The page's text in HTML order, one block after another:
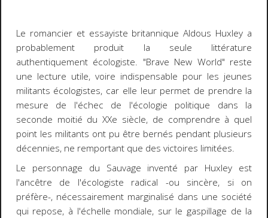
Le romancier et essayiste britannique Aldous Huxley a
probablement produit la seule littérature
authentiquement écologiste. "Brave New World" reste
une lecture utile, voire indispensable pour les jeunes
militants écologistes, car elle leur permet de prendre la
mesure de l'échec de l'écologie politique dans la
seconde moitié du XXe siècle, de comprendre à quel
point les militants ont pu être bernés pendant plusieurs
décennies, ne remportant que des victoires limitées.
Le personnage du Sauvage inventé par Huxley est
l'ancêtre de l'écologiste radical -ou sincère, si on
préfère-, nécessairement marginalisé dans une société
qui repose, à l'échelle mondiale, sur le gaspillage de la